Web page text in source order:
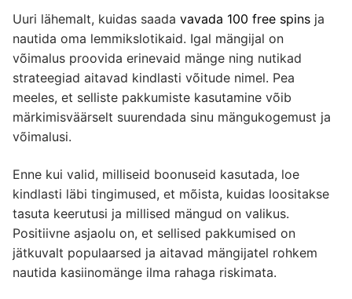
Uuri lähemalt, kuidas saada vavada 100 free spins ja
nautida oma lemmikslotikaid. Igal mängijal on
võimalus proovida erinevaid mänge ning nutikad
strateegiad aitavad kindlasti võitude nimel. Pea
meeles, et selliste pakkumiste kasutamine võib
märkimisväärselt suurendada sinu mängukogemust ja
võimalusi.
Enne kui valid, milliseid boonuseid kasutada, loe
kindlasti läbi tingimused, et mõista, kuidas loositakse
tasuta keerutusi ja millised mängud on valikus.
Positiivne asjaolu on, et sellised pakkumised on
jätkuvalt populaarsed ja aitavad mängijatel rohkem
nautida kasiinomänge ilma rahaga riskimata.